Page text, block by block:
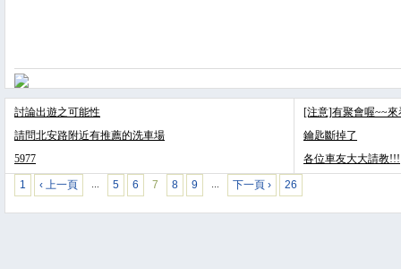
討論出遊之可能性
請問北安路附近有推薦的洗車場
5977
[注意]有聚會喔~~來
鑰匙斷掉了
各位車友大大請教!!!
1 ‹ 上一頁 … 5 6 7 8 9 … 下一頁 › 26